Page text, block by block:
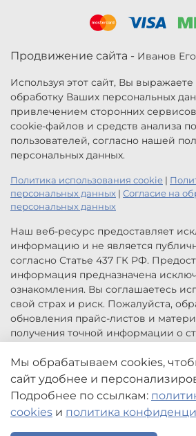
Продвижение сайта - Иванов
Используя этот сайт, Вы
обработку Ваших персональных
привлечением сторонних
cookie-файлов и средств анализа
пользователей, согласно нашей
персональных данных.
Политика использования cookie |
персональных данных | Согласие на
персональных данных
Наш веб-ресурс предоставляет
информацию и не является
согласно Статье 437 ГК РФ.
информация предназначена
ознакомления. Вы соглашаетесь
свой страх и риск. Пожалуйста,
обновления прайс-листов и
получения точной информации о
заказа услуг заполните форму
Цены, указанные на сайте
информация и не являются
быть изменены в любое время без
Мы обрабатываем cookies,
сайт удобнее и
Подробнее по ссылкам:
cookies и политика